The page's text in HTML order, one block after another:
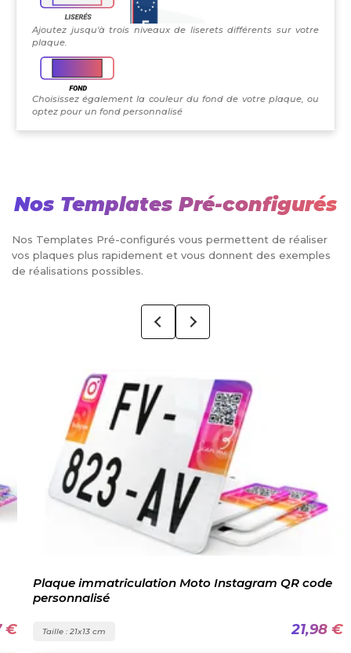
Ajoutez jusqu'à trois niveaux de liserets différents sur votre
plaque.
Choisissez également la couleur du fond de votre plaque, ou
optez pour un fond personnalisé
Nos Templates Pré-configurés
Nos Templates Pré-configurés vous permettent de réaliser
vos plaques plus rapidement et vous donnent des exemples
de réalisations possibles.
€
Plaque immatriculation Moto Instagram QR code
personnalisé
Taille : 21x13 cm 21,98 €